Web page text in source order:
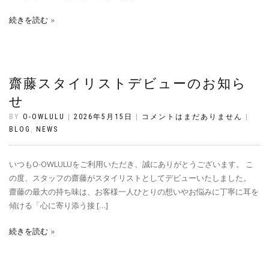
続きを読む
齋藤スタイリストデビューのお知ら
せ
BY O-OWLULU 2026年5月15日 コメントはまだありません
BLOG , NEWS
いつもO-OWLULUをご利用いただき、誠にありがとうございます。 こ
の度、スタッフの齋藤がスタイリストとしてデビューいたしました。
齋藤の最大の持ち味は、お客様一人ひとりの想いやお悩みに丁寧に耳を
傾ける「心に寄り添う接 […]
続きを読む